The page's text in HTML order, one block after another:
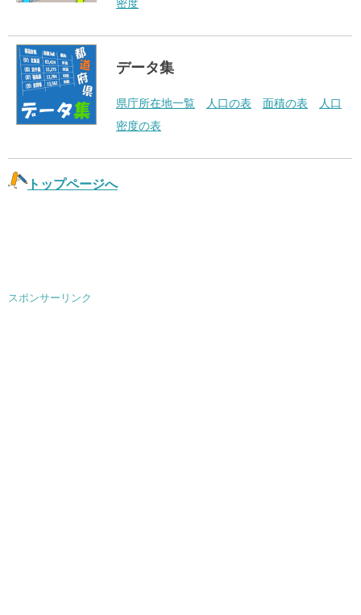
密度
データ集
県庁所在地一覧 人口の表 面積の表
人口
密度の表
トップページへ
スポンサーリンク